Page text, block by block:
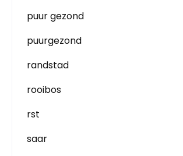
puur gezond
puurgezond
randstad
rooibos
rst
saar